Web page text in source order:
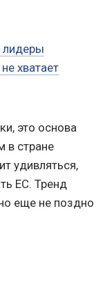
лидеры
хватает
это основа
в стране
удивляться,
ЕС. Тренд
еще не поздно